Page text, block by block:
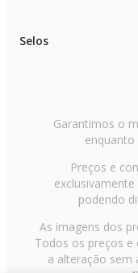
Selos
Garantimos o
Preços e
podendo
As imagens dos
Todos os preços e
a alteração sem